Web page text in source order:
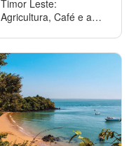
Timor Leste:
Agricultura, Café e a
Cooperação
Estratégica